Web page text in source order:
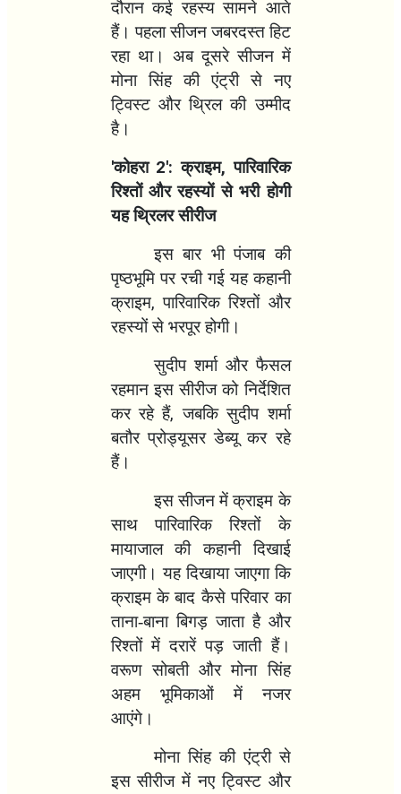
दौरान कई रहस्य सामने आते
हैं। पहला सीजन जबरदस्त हिट
रहा था। अब दूसरे सीजन में
मोना सिंह की एंट्री से नए
ट्विस्ट और थ्रिल की उम्मीद
है।
'कोहरा 2':क्राइम,पारिवारिक
रिश्तों और रहस्यों से भरी होगी
यह थ्रिलर सीरीज
इस बार भी पंजाब की
पृष्ठभूमि पर रची गई यह कहानी
क्राइम,पारिवारिक रिश्तों और
रहस्यों से भरपूर होगी।
सुदीप शर्मा और फैसल
रहमान इस सीरीज को निर्देशित
कर रहे हैं,जबकि सुदीप शर्मा
बतौर प्रोड्यूसर डेब्यू कर रहे
हैं।
इस सीजन में क्राइम के
साथ पारिवारिक रिश्तों के
मायाजाल की कहानी दिखाई
जाएगी। यह दिखाया जाएगा कि
क्राइम के बाद कैसे परिवार का
ताना-बाना बिगड़ जाता है और
रिश्तों में दरारें पड़ जाती हैं।
वरूण सोबती और मोना सिंह
अहम भूमिकाओं में नजर
आएंगे।
मोना सिंह की एंट्री से
इस सीरीज में नए ट्विस्ट और